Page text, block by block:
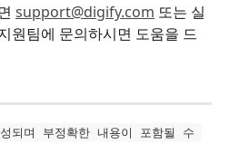
support@digify.com 또는 실
원팀에 문의하시면 도움을 드
되며 부정확한 내용이 포함될 수